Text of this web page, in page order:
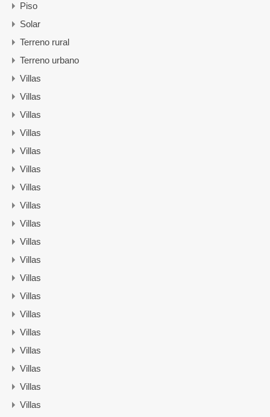
Piso
Solar
Terreno rural
Terreno urbano
Villas
Villas
Villas
Villas
Villas
Villas
Villas
Villas
Villas
Villas
Villas
Villas
Villas
Villas
Villas
Villas
Villas
Villas
Villas